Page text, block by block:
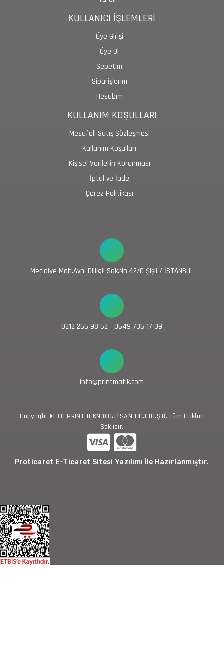
KULLANICI İŞLEMLERİ
Üye Girişi
Üye Ol
Sepetim
Siparişlerim
Hesabım
KULLANIM KOŞULLARI
Mesafeli Satış Sözleşmesi
Kullanım Koşulları
Kişisel Verilerin Korunması
İptal ve İade
Çerez Politikası
Mecidiye Mah.Avni Dilligil Sok.No:42/C Şişli / İSTANBUL
0212 266 98 62 - 0549 736 17 09
info@printmatik.com
Copyright © TTI PRINT TEKNOLOJİ SAN.TİC.LTD.ŞTİ. Tüm Hakları
Saklıdır.
Proticaret E-Ticaret Sitesi Yazılımı İle Hazırlanmıştır.